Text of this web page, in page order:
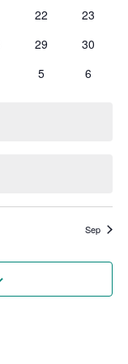
0
22
0
23
0
29
0
30
0
5
0
6
Sep